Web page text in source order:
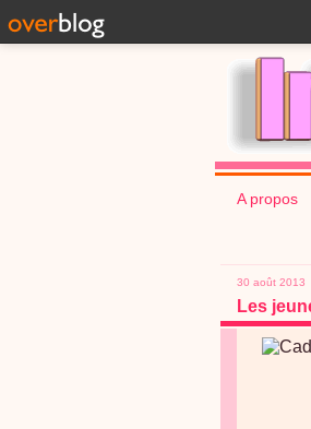
A propos
30 août 2013
Les